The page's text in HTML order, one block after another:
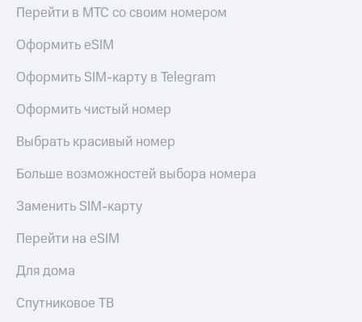
Перейти в МТС со своим номером
Оформить eSIM
Оформить SIM-карту в Telegram
Оформить чистый номер
Выбрать красивый номер
Больше возможностей выбора номера
Заменить SIM-карту
Перейти на eSIM
Для дома
Спутниковое ТВ